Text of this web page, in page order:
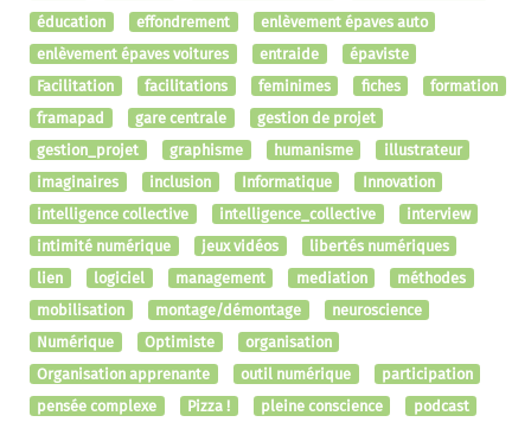
éducation
effondrement
enlèvement épaves auto
enlèvement épaves voitures
entraide
épaviste
Facilitation
facilitations feminimes fiches
formation
framapad
gare centrale
gestion de projet
gestion_projet
graphisme humanisme
illustrateur
imaginaires
inclusion Informatique
Innovation
intelligence collective
intelligence_collective
interview
intimité numérique
jeux vidéos
libertés numériques
lien
logiciel management mediation
méthodes
mobilisation
montage/démontage
neuroscience
Numérique
Optimiste
organisation
Organisation apprenante
outil numérique
participation
pensée complexe
Pizza ! pleine conscience
podcast